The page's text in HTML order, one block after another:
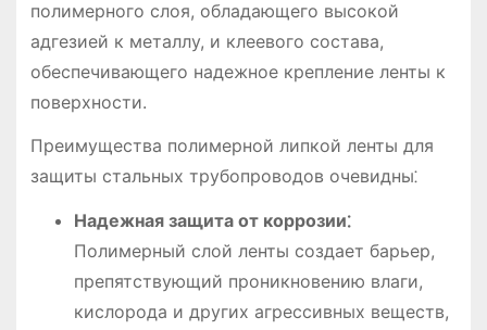
полимерного слоя, обладающего высокой
адгезией к металлу, и клеевого состава,
обеспечивающего надежное крепление ленты к
поверхности.
Преимущества полимерной липкой ленты для
защиты стальных трубопроводов очевидны⁚
Надежная защита от коррозии⁚
Полимерный слой ленты создает барьер,
препятствующий проникновению влаги,
кислорода и других агрессивных веществ,